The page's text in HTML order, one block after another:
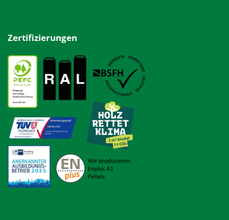
Zertifizierungen